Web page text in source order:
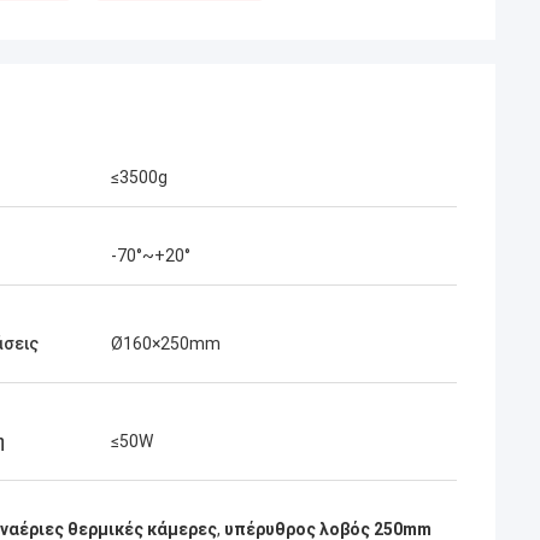
≤3500g
-70°~+20°
Ø160×250mm
≤50W
θερμικές κάμερες, υπέρυθρος λοβός 250mm